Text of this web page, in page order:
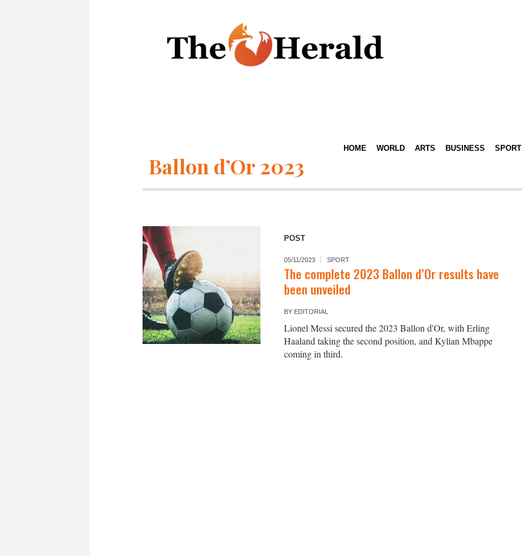
HOME WORLD ARTS BUSINESS SPORT
Ballon d’Or 2023
POST
05/11/2023 SPORT
The complete 2023 Ballon d’Or results have
been unveiled
BY EDITORIAL
Lionel Messi secured the 2023 Ballon d'Or, with Erling
Haaland taking the second position, and Kylian Mbappe
coming in third.